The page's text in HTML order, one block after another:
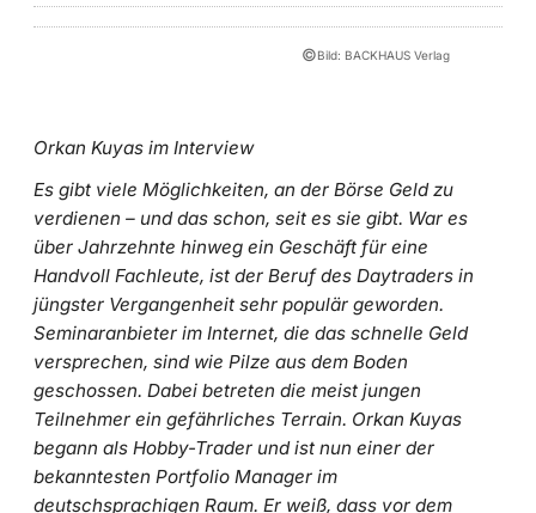
©Bild: BACKHAUS Verlag
Orkan Kuyas im Interview
Es gibt viele Möglichkeiten, an der Börse Geld zu
verdienen – und das schon, seit es sie gibt. War es
über Jahrzehnte hinweg ein Geschäft für eine
Handvoll Fachleute, ist der Beruf des Daytraders in
jüngster Vergangenheit sehr populär geworden.
Seminaranbieter im Internet, die das schnelle Geld
versprechen, sind wie Pilze aus dem Boden
geschossen. Dabei betreten die meist jungen
Teilnehmer ein gefährliches Terrain. Orkan Kuyas
begann als Hobby-Trader und ist nun einer der
bekanntesten Portfolio Manager im
deutschsprachigen Raum. Er weiß, dass vor dem